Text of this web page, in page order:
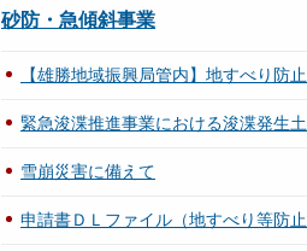
砂防・急傾斜事業
【雄勝地域振興局管内】地すべり防
緊急浚渫推進事業における浚渫発生
雪崩災害に備えて
申請書ＤＬファイル（地すべり等防止